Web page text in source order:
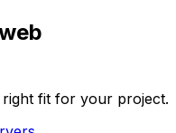
fit for your project.